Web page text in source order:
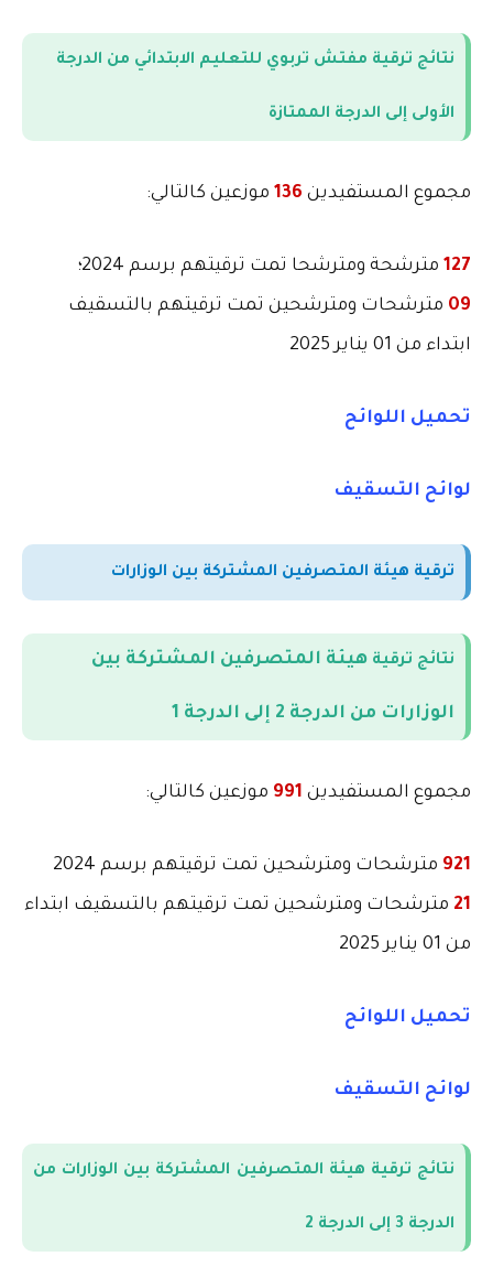
نتائج ترقية مفتش تربوي للتعليم الابتدائي من الدرجة
الأولى إلى الدرجة الممتازة
مجموع المستفيدين 136 موزعين كالتالي:
127 مترشحة ومترشحا تمت ترقيتهم برسم 2024؛
09 مترشحات ومترشحين تمت ترقيتهم بالتسقيف
ابتداء من 01 يناير 2025
تحميل اللوائح
لوائح التسقيف
ترقية هيئة المتصرفين المشتركة بين الوزارات
نتائج ترقية هيئة المتصرفين المشتركة بين
الوزارات من الدرجة 2 إلى الدرجة 1
مجموع المستفيدين 991 موزعين كالتالي:
921 مترشحات ومترشحين تمت ترقيتهم برسم 2024
21 مترشحات ومترشحين تمت ترقيتهم بالتسقيف ابتداء
من 01 يناير 2025
تحميل اللوائح
لوائح التسقيف
نتائج ترقية هيئة المتصرفين المشتركة بين الوزارات من
الدرجة 3 إلى الدرجة 2